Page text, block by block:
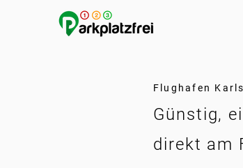
Flughafen
Günstig,
direkt am